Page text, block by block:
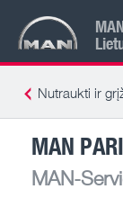
Nutraukti ir
MAN
MAN-